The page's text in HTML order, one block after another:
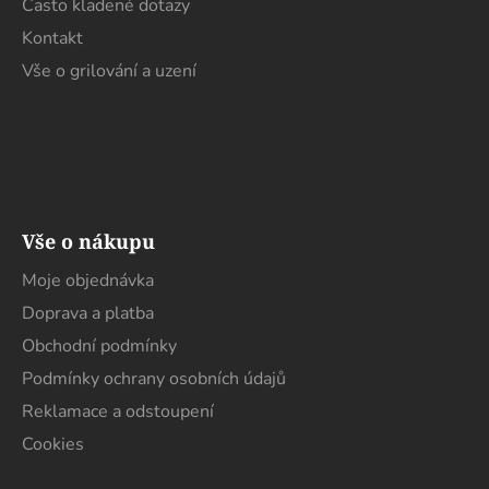
Často kladené dotazy
Kontakt
Vše o grilování a uzení
Vše o nákupu
Moje objednávka
Doprava a platba
Obchodní podmínky
Podmínky ochrany osobních údajů
Reklamace a odstoupení
Cookies